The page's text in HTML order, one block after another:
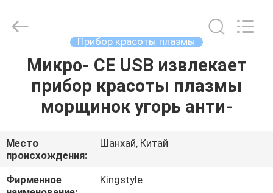
ДОМ
ПРОДУКТЫ
О
НАС
Прибор красоты плазмы
Микро- CE USB извлекает
прибор красоты плазмы
морщинок угорь анти-
Место
происхождения:
Шанхай, Китай
Фирменное
Kingstyle